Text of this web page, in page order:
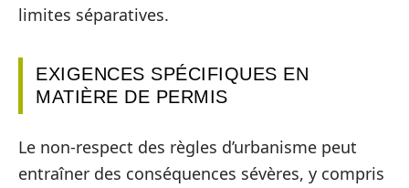
limites séparatives.
EXIGENCES SPÉCIFIQUES EN
MATIÈRE DE PERMIS
Le non-respect des règles d’urbanisme peut
entraîner des conséquences sévères, y compris